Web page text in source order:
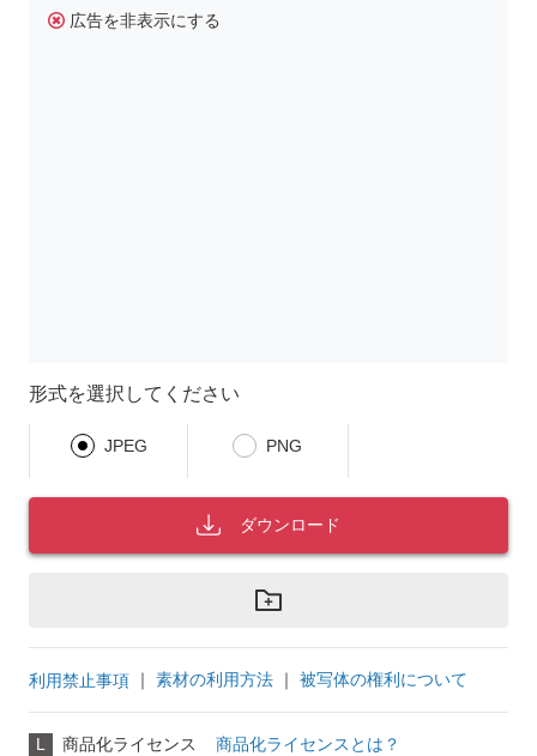
広告を非表示にする
形式を選択してください
JPEG PNG
ダウンロード
利用禁止事項 ｜ 素材の利用方法 ｜ 被写体の権利について
L 商品化ライセンス 商品化ライセンスとは？